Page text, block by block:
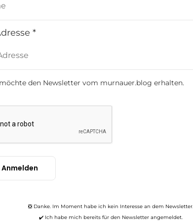
Dieter Kirsch
sich auf die
*
den Newsletter vom murnauer.blog erhalten.
❎ Danke. Im Moment habe ich kein Interesse an dem Newsletter.
✔️ Ich habe mich bereits für den Newsletter angemeldet.